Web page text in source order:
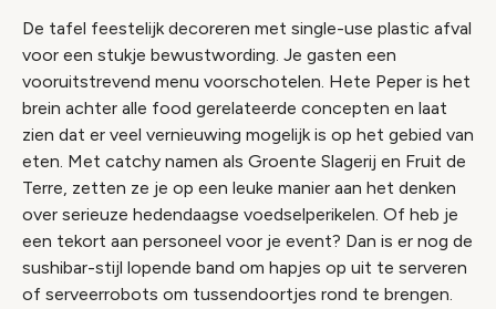
De tafel feestelijk decoreren met single-use plastic afval
voor een stukje bewustwording. Je gasten een
vooruitstrevend menu voorschotelen. Hete Peper is het
brein achter alle food gerelateerde concepten en laat
zien dat er veel vernieuwing mogelijk is op het gebied van
eten. Met catchy namen als Groente Slagerij en Fruit de
Terre, zetten ze je op een leuke manier aan het denken
over serieuze hedendaagse voedselperikelen. Of heb je
een tekort aan personeel voor je event? Dan is er nog de
sushibar-stijl lopende band om hapjes op uit te serveren
of serveerrobots om tussendoortjes rond te brengen.